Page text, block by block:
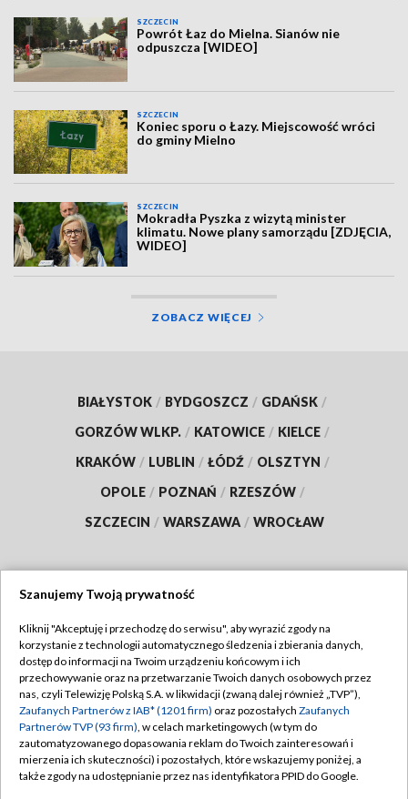
SZCZECIN
Powrót Łaz do Mielna. Sianów nie
odpuszcza [WIDEO]
SZCZECIN
Koniec sporu o Łazy. Miejscowość wróci
do gminy Mielno
SZCZECIN
Mokradła Pyszka z wizytą minister
klimatu. Nowe plany samorządu [ZDJĘCIA,
WIDEO]
ZOBACZ WIĘCEJ
BIAŁYSTOK / BYDGOSZCZ / GDAŃSK /
GORZÓW WLKP. / KATOWICE / KIELCE /
KRAKÓW / LUBLIN / ŁÓDŹ / OLSZTYN /
OPOLE / POZNAŃ / RZESZÓW /
SZCZECIN / WARSZAWA / WROCŁAW
TVP
Abonament TVP
Emisja w TVP
Centrum informacji TVP
Naziemna Telewizja Cyfrowa
Regulamin TVP
Polityka prywatności
Moje zgody
Pomoc
Szanujemy Twoją prywatność
Kliknij "Akceptuję i przechodzę do serwisu", aby wyrazić zgody na
korzystanie z technologii automatycznego śledzenia i zbierania danych,
dostęp do informacji na Twoim urządzeniu końcowym i ich
przechowywanie oraz na przetwarzanie Twoich danych osobowych przez
nas, czyli Telewizję Polską S.A. w likwidacji (zwaną dalej również „TVP”),
Zaufanych Partnerów z IAB* (1201 firm) oraz pozostałych Zaufanych
Partnerów TVP (93 firm), w celach marketingowych (w tym do
zautomatyzowanego dopasowania reklam do Twoich zainteresowań i
mierzenia ich skuteczności) i pozostałych, które wskazujemy poniżej, a
także zgody na udostępnianie przez nas identyfikatora PPID do Google.